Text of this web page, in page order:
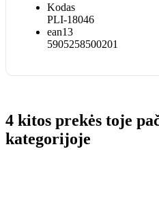
Kodas
PLI-18046
ean13
5905258500201
4 kitos prekės toje
kategorijoje